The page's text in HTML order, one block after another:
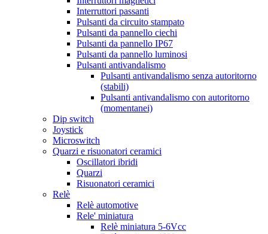
Interruttori passanti
Pulsanti da circuito stampato
Pulsanti da pannello ciechi
Pulsanti da pannello IP67
Pulsanti da pannello luminosi
Pulsanti antivandalismo
Pulsanti antivandalismo senza autoritorno
(stabili)
Pulsanti antivandalismo con autoritorno
(momentanei)
Dip switch
Joystick
Microswitch
Quarzi e risuonatori ceramici
Oscillatori ibridi
Quarzi
Risuonatori ceramici
Relè
Relè automotive
Rele' miniatura
Relè miniatura 5-6Vcc